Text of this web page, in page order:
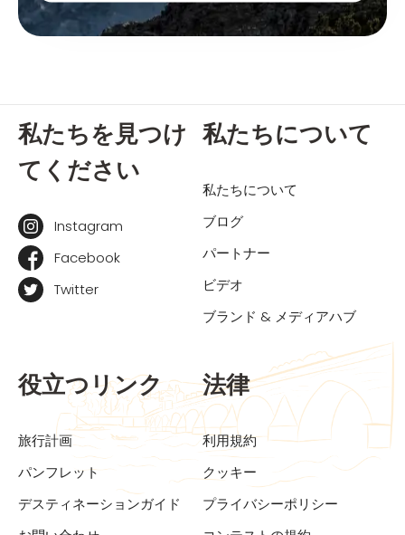
私たちを見つけ
てください
Instagram
Facebook
Twitter
私たちについて
私たちについて
ブログ
パートナー
ビデオ
ブランド & メディアハブ
役立つリンク
旅行計画
パンフレット
デスティネーションガイド
法律
利用規約
クッキー
プライバシーポリシー